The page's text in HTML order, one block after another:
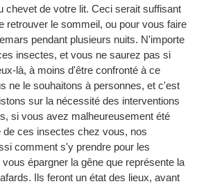
chevet de votre lit. Ceci serait suffisant
retrouver le sommeil, ou pour vous faire
pendant plusieurs nuits. N'importe
insectes, et vous ne saurez pas si
là, à moins d'être confronté à ce
ne le souhaitons à personnes, et c'est
sur la nécessité des interventions
si vous avez malheureusement été
ces insectes chez vous, nos
comment s'y prendre pour les
épargner la gêne que représente la
Ils feront un état des lieux, avant